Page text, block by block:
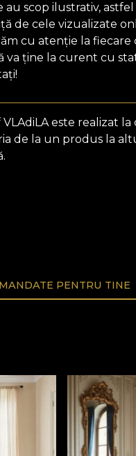
au scop ilustrativ,
de cele vizualizate
cu atenție la
va ține la curent cu
este realizat
de la un produs la
PENTRU TINE